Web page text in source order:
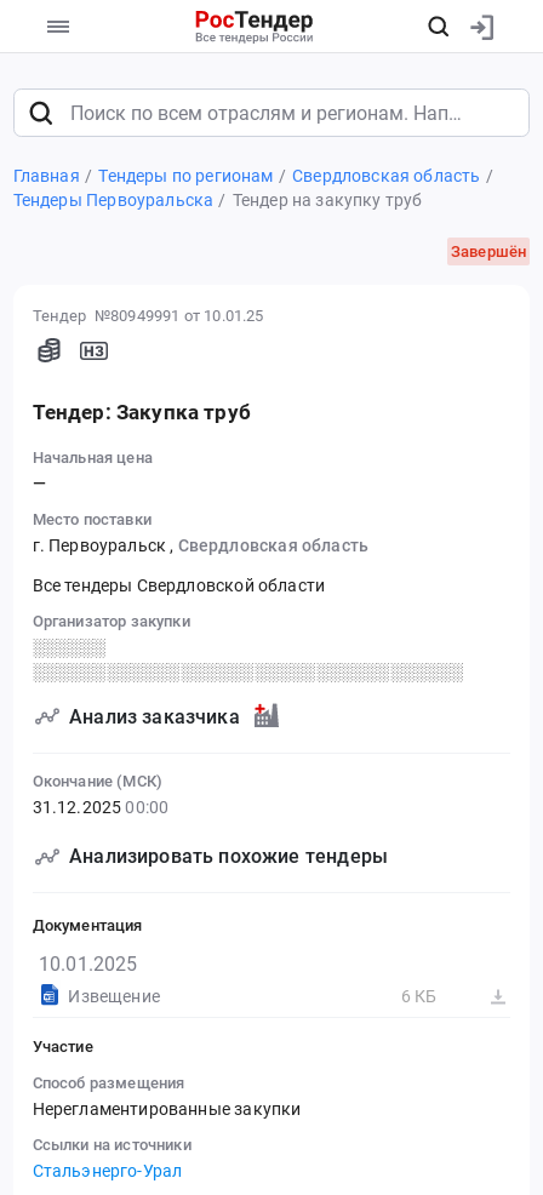
Главная Тендеры по регионам
Свердловская область
Тендеры Первоуральска
Тендер на закупку труб
Завершён
Тендер №80949991 от 10.01.25
Тендер: Закупка труб
Начальная цена
—
Место поставки
г. Первоуральск , Свердловская область
Все тендеры Свердловской области
Организатор закупки
░░░░░░
░░░░░░░░░░░░░░░░░░░░░░░░░░░░░░░░░░░
Анализ заказчика
Окончание (МСК)
31.12.2025 00:00
Анализировать похожие тендеры
Документация
10.01.2025
Извещение 6 КБ
Участие
Способ размещения
Нерегламентированные закупки
Ссылки на источники
Стальэнерго-Урал